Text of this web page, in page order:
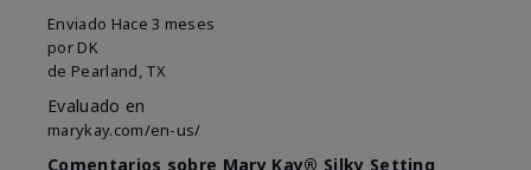
Enviado Hace 3 meses
por DK
de Pearland, TX
Evaluado en
marykay.com/en-us/
Comentarios sobre Mary Kay® Silky Setting